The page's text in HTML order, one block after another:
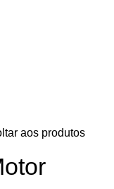
aos produtos